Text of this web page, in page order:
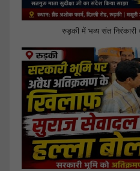
रुड़की में भव्य संत निरंकारी